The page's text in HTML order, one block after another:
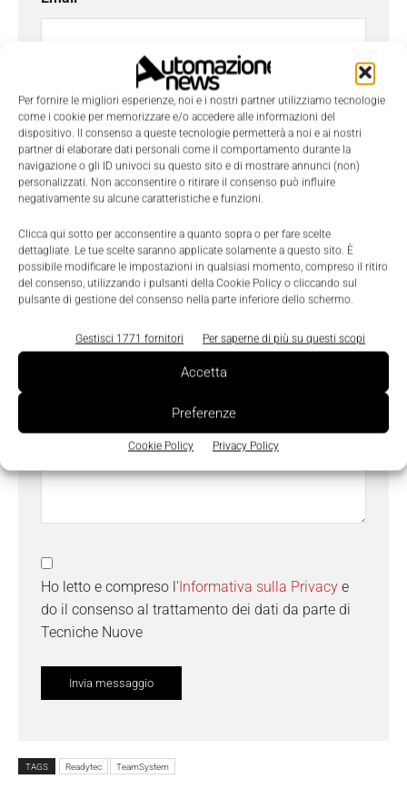
Per fornire le migliori esperienze, noi e i nostri partner utilizziamo tecnologie
come i cookie per memorizzare e/o accedere alle informazioni del
dispositivo. Il consenso a queste tecnologie permetterà a noi e ai nostri
partner di elaborare dati personali come il comportamento durante la
navigazione o gli ID univoci su questo sito e di mostrare annunci (non)
personalizzati. Non acconsentire o ritirare il consenso può influire
negativamente su alcune caratteristiche e funzioni.
Clicca qui sotto per acconsentire a quanto sopra o per fare scelte
dettagliate. Le tue scelte saranno applicate solamente a questo sito. È
possibile modificare le impostazioni in qualsiasi momento, compreso il ritiro
del consenso, utilizzando i pulsanti della Cookie Policy o cliccando sul
pulsante di gestione del consenso nella parte inferiore dello schermo.
Gestisci 1771 fornitori Per saperne di più su questi scopi
Accetta
Preferenze
Cookie Policy Privacy Policy
Telefono
Oggetto
Ho letto e compreso l' Informativa sulla Privacy e
do il consenso al trattamento dei dati da parte di
Tecniche Nuove
TAGS Readytec TeamSystem